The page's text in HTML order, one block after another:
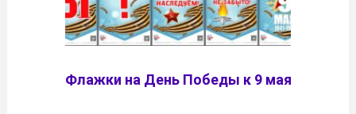
Флажки на День Победы к 9 мая